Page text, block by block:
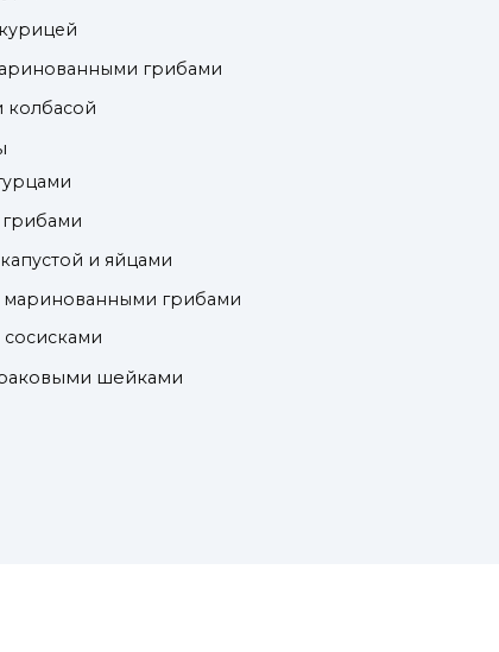
грибами
колбасой
грибами
и яйцами
маринованными грибами
сосисками
раковыми шейками